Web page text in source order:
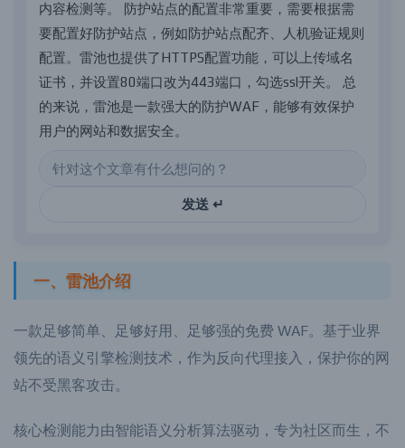
内容检测等。 防护站点的配置非常重要 ， 需要根据需
要配置好防护站点 ， 例如防护站点配齐 人 机验证规则
配置。 雷池也提供了HTTPS配置功能 ， 可 以 上传域名
证书 ， 并设置80端口改为443端口 ， 勾选ssl开关。
总
的来说 ， 雷池是一款强大的防护WAF ， 能够有效保护
用 户的网站和数据安全。
发送 ↵
一、雷池介绍
一款足够简单、足够好用、足够强的免费 WAF。基于业界
领先的语义引擎检测技术，作为反向代理接入，保护你的网
站不受黑客攻击。
核心检测能力由智能语义分析算法驱动，专为社区而生，不